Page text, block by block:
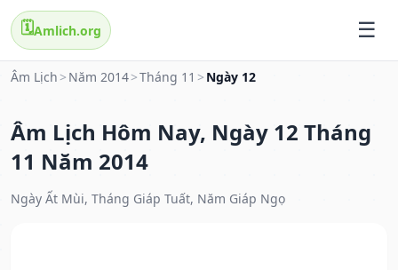
🗓️Amlich.org
Âm Lịch > Năm 2014>Tháng 11 > Ngày 12
Âm Lịch Hôm Nay, Ngày 12 Tháng
11 Năm 2014
Ngày Ất Mùi, Tháng Giáp Tuất, Năm Giáp Ngọ